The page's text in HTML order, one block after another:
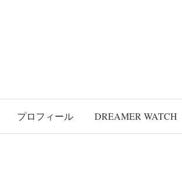
プロフィール DREAMER WATCH